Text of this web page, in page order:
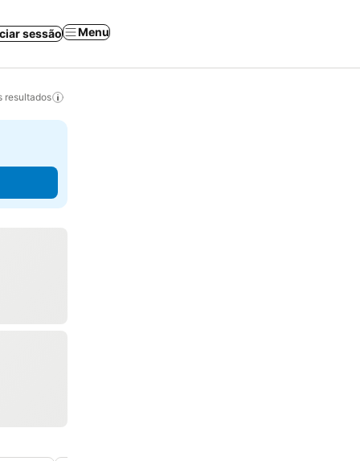
sessão Menu
resultados